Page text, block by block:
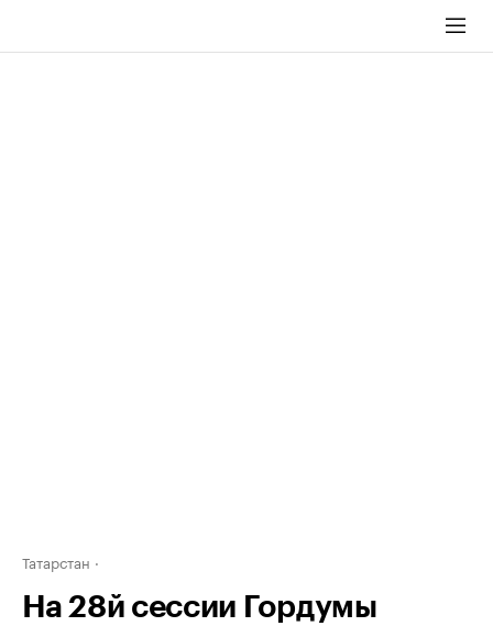
Татарстан
На 28й сессии Гордумы